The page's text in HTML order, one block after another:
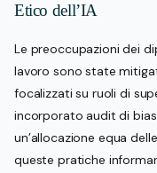
Etico dell’IA
Le preoccupazioni dei
lavoro sono state
focalizzati su ruoli di
incorporato audit di
un’allocazione equa
queste pratiche